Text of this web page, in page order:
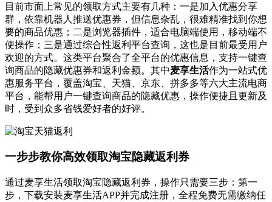
目前市面上常见的领取方式主要有几种：一是加入优惠分享
群，依靠机器人推送优惠券，但信息杂乱，很难精准找到你想
要的商品优惠；二是浏览器插件，适合电脑端使用，移动端不
便操作；三是通过综合性返利平台查询，这也是目前最受用户
欢迎的方式。这类平台聚合了全平台的优惠信息，支持一键查
询商品的隐藏优惠券和返利金额。其中麦享生活作为一站式优
惠服务平台，覆盖淘宝、天猫、京东、拼多多等六大主流电商
平台，能帮用户一键查询商品的隐藏优惠，操作便捷且更新及
时，受到众多省钱爱好者的好评。
一步步教你高效领取淘宝隐藏返利券
通过麦享生活领取淘宝隐藏返利券，操作只需要三步：第一
步，下载安装麦享生活APP并完成注册，全程免费无需缴纳任